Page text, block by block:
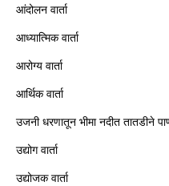
आंदोलन वार्ता
आध्यात्मिक वार्ता
आरोग्य वार्ता
आर्थिक वार्ता
उजनी धरणातून भीमा नदीत तातडीने
उद्योग वार्ता
उद्योजक वार्ता